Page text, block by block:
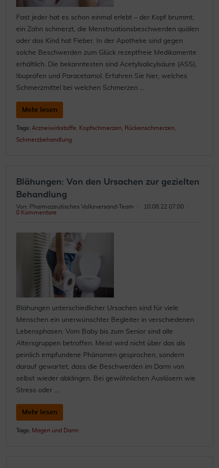
Fast jeder hat es schon einmal erlebt – der Kopf brummt,
ein Zahn schmerzt, die Menstruationsbeschwerden quälen
oder das Kind hat Fieber. In der Apotheke sind gegen
solche Beschwerden zum Glück rezeptfreie Medikamente
erhältlich. Die bekanntesten sind Acetylsalicylsäure (ASS),
Ibuprofen und Paracetamol. Erfahren Sie hier, welches
Schmerzmittel bei welchen Schmerzen ...
Mehr lesen
Tags: Arzneiwirkstoffe Kopfschmerzen Rückenschmerzen
Schmerzbehandlung
Blähungen: Von den Ursachen zur gezielten
Behandlung
Von: Pharmazeutisches Volksversand-Team
10.08.22 07:00
0 Kommentare
Blähungen unterschiedlicher Ursachen sind für viele
Menschen ein unerwünschter Begleiter in verschiedenen
Lebensphasen: Vom Baby bis zum Senior sind alle
Altersgruppen betroffen. Meist wird nicht über das als
peinlich empfundene Phänomen gesprochen, sondern
darauf gewartet, dass die Beschwerden im Darm von
selbst wieder abklingen. Bei gewöhnlichen Auslösern wie
Stress oder ...
Mehr lesen
Tags: Magen und Darm